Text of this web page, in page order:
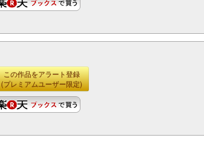
この作品をアラート登録
(プレミアムユーザー限定)